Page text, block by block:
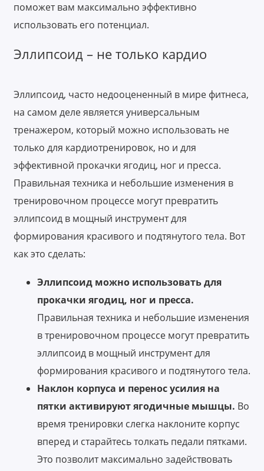
поможет вам максимально эффективно
использовать его потенциал.
Эллипсоид – не только кардио
Эллипсоид, часто недооцененный в мире фитнеса,
на самом деле является универсальным
тренажером, который можно использовать не
только для кардиотренировок, но и для
эффективной прокачки ягодиц, ног и пресса.
Правильная техника и небольшие изменения в
тренировочном процессе могут превратить
эллипсоид в мощный инструмент для
формирования красивого и подтянутого тела. Вот
как это сделать:
Эллипсоид можно использовать для
прокачки ягодиц, ног и пресса.
Правильная техника и небольшие изменения
в тренировочном процессе могут превратить
эллипсоид в мощный инструмент для
формирования красивого и подтянутого тела.
Наклон корпуса и перенос усилия на
пятки активируют ягодичные мышцы. Во
время тренировки слегка наклоните корпус
вперед и старайтесь толкать педали пятками.
Это позволит максимально задействовать